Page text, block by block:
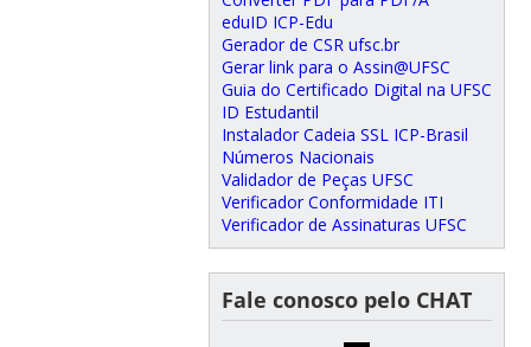
eduID ICP-Edu
Gerador de CSR ufsc.br
Gerar link para o Assin@UFSC
Guia do Certificado Digital na UFSC
ID Estudantil
Instalador Cadeia SSL ICP-Brasil
Números Nacionais
Validador de Peças UFSC
Verificador Conformidade ITI
Verificador de Assinaturas UFSC
Fale conosco pelo CHAT